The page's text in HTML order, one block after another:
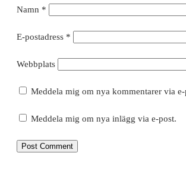
Namn *
E-postadress *
Webbplats
Meddela mig om nya kommentarer via e-
Meddela mig om nya inlägg via e-post.